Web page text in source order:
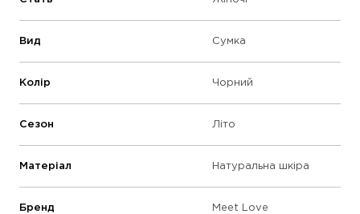
Вид Сумка
Колір Чорний
Сезон Літо
Матеріал Натуральна шкіра
Бренд Meet Love